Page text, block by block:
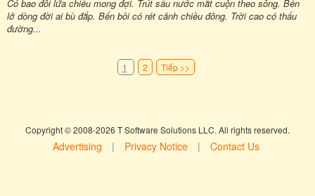
Có bao đôi lứa chiều mong đợi. Trút sầu nước mắt cuộn theo sông. Bến
lở dòng đời ai bù đắp. Bến bồi có rét cảnh chiều đông. Trời cao có thấu
đường...
1 2 Tiếp >>
Copyright © 2008-2026 T Software Solutions LLC. All rights reserved.
Advertising | Privacy Notice | Contact Us